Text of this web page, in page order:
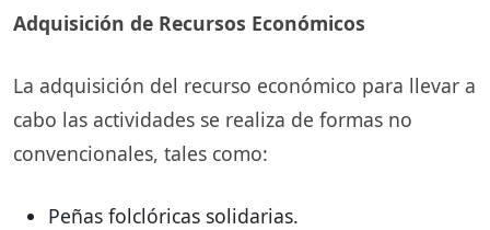
Adquisición de Recursos Económicos
La adquisición del recurso económico para llevar a
cabo las actividades se realiza de formas no
convencionales, tales como:
Peñas folclóricas solidarias.